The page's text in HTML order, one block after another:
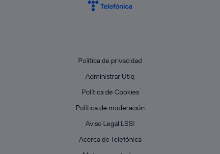
Política de privacidad
Administrar Utiq
Política de Cookies
Política de moderación
Aviso Legal LSSI
Acerca de Telefónica